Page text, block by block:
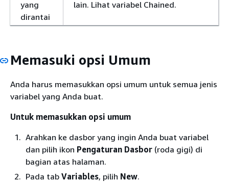
yang
dirantai
lain. Lihat variabel Chained.
Memasuki opsi Umum
Anda harus memasukkan opsi umum untuk semua jenis
variabel yang Anda buat.
Untuk memasukkan opsi umum
Arahkan ke dasbor yang ingin Anda buat variabel
dan pilih ikon Pengaturan Dasbor (roda gigi) di
bagian atas halaman.
Pada tab Variables, pilih New.